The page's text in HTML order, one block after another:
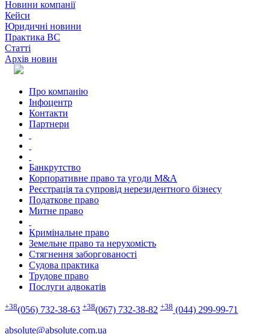
Новини компанії
Кейси
Юридичні новини
Практика ВС
Статті
Архів новин
Про компанію
Інфоцентр
Контакти
Партнери
Банкрутство
Корпоративне право та угоди M&A
Реєстрація та супровід нерезидентного бізнесу
Податкове право
Митне право
Кримінальне право
Земельне право та нерухомість
Стягнення заборгованості
Судова практика
Трудове право
Послуги адвокатів
+38(056) 732-38-63 +38(067) 732-38-82 +38 (044) 299-99-71
absolute@absolute.com.ua